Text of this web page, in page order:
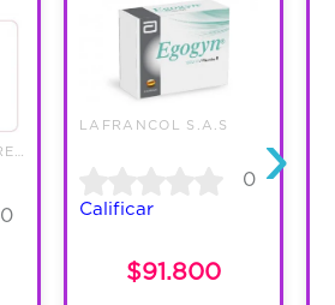
0
LAFRANCOL S.A.S
0
Calificar
$91.800
›